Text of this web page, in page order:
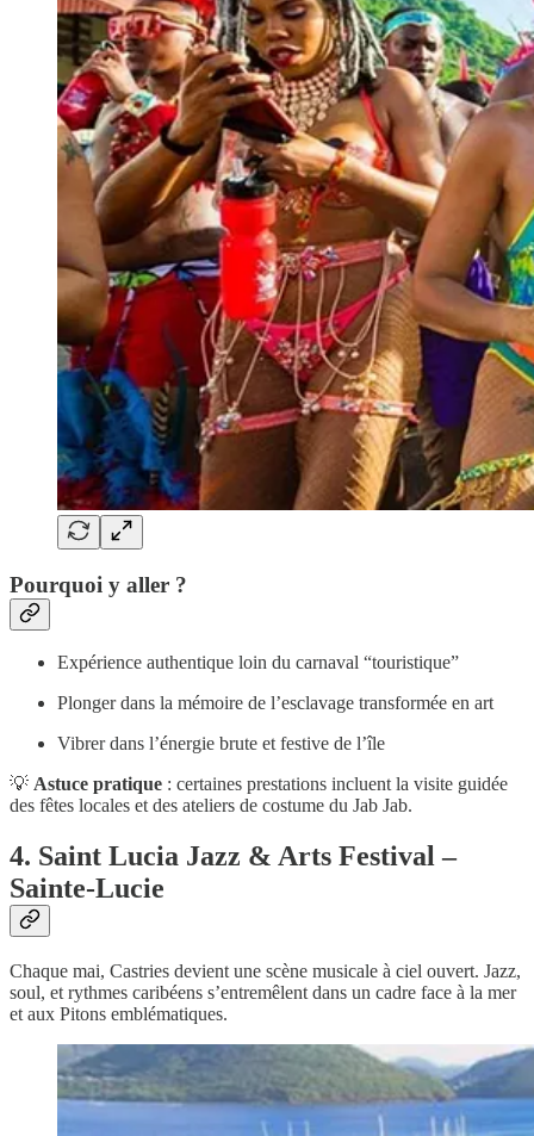
Pourquoi y aller ?
Expérience authentique loin du carnaval “touristique”
Plonger dans la mémoire de l’esclavage transformée en art
Vibrer dans l’énergie brute et festive de l’île
💡 Astuce pratique : certaines prestations incluent la visite guidée
des fêtes locales et des ateliers de costume du Jab Jab.
4. Saint Lucia Jazz & Arts Festival –
Sainte-Lucie
Chaque mai, Castries devient une scène musicale à ciel ouvert. Jazz,
soul, et rythmes caribéens s’entremêlent dans un cadre face à la mer
et aux Pitons emblématiques.